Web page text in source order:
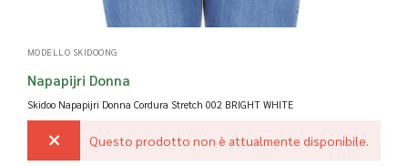
MODELLO SKIDOONG
Napapijri Donna
Skidoo Napapijri Donna Cordura Stretch 002 BRIGHT WHITE
Questo prodotto non è attualmente disponibile.